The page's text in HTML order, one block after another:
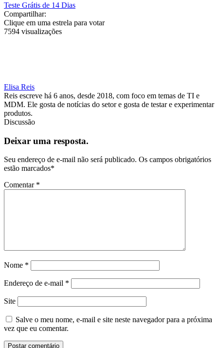
Teste Grátis de 14 Dias
Compartilhar:
Clique em uma estrela para votar
7594 visualizações
Elisa Reis
Reis escreve há 6 anos, desde 2018, com foco em temas de TI e
MDM. Ele gosta de notícias do setor e gosta de testar e experimentar
produtos.
Discussão
Deixar uma resposta.
Seu endereço de e-mail não será publicado. Os campos obrigatórios
estão marcados*
Comentar *
Nome *
Endereço de e-mail *
Site
Salve o meu nome, e-mail e site neste navegador para a próxima
vez que eu comentar.